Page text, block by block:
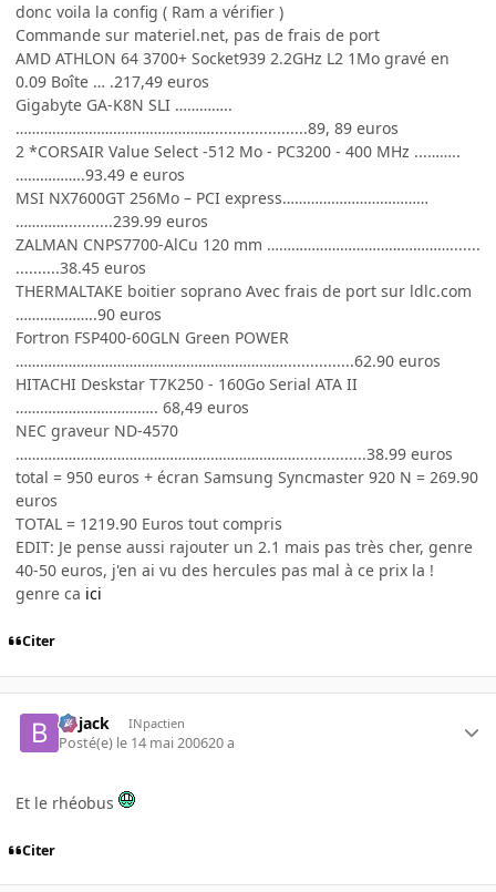
donc voila la config ( Ram a vérifier )
Commande sur materiel.net, pas de frais de port
AMD ATHLON 64 3700+ Socket939 2.2GHz L2 1Mo gravé en
0.09 Boîte … .217,49 euros
Gigabyte GA-K8N SLI …………..
…………………………………………......................89, 89 euros
2 *CORSAIR Value Select -512 Mo - PC3200 - 400 MHz ...……..
……………..93.49 e euros
MSI NX7600GT 256Mo – PCI express………………………………
…………...........239.99 euros
ZALMAN CNPS7700-AlCu 120 mm ……………………………………….......
..........38.45 euros
THERMALTAKE boitier soprano Avec frais de port sur ldlc.com
………………..90 euros
Fortron FSP400-60GLN Green POWER
…………………………………………………………................62.90 euros
HITACHI Deskstar T7K250 - 160Go Serial ATA II
…………………………….. 68,49 euros
NEC graveur ND-4570
……………………………………………………………................38.99 euros
total = 950 euros + écran Samsung Syncmaster 920 N = 269.90
euros
TOTAL = 1219.90 Euros tout compris
EDIT: Je pense aussi rajouter un 2.1 mais pas très cher, genre
40-50 euros, j'en ai vu des hercules pas mal à ce prix la !
genre ca ici
Citer
Bojack INpactien
Posté(e) le 14 mai 200620 a
Et le rhéobus
Citer